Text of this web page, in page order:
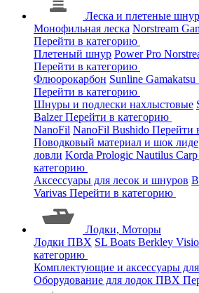
Леска и плетеные
Монофильная леска Norstream
Перейти в категорию
Плетеный шнур Power Pro
Перейти в категорию
Флюорокарбон Sunline Gamakatsu
Перейти в категорию
Шнуры и подлески нахлыстовые
BalzerПерейти в категорию
NanoFil NanoFil Bushido Перейти
Поводковый материал и шок
ловли Korda Prologic Nautilus
категорию
Аксессуары для лесок и шнуров
Varivas Перейти в категорию
Лодки, Моторы
Лодки ПВХ SL Boats Berkley
категорию
Комплектующие и аксессуары
Оборудование для лодок ПВХ